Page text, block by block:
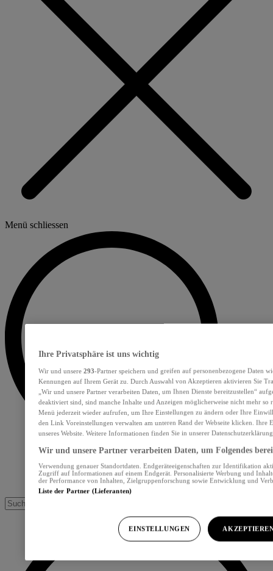
Menü schliessen
Ihre Privatsphäre ist uns wichtig
Wir und unsere 293-Partner speichern und greifen auf personenbezogene Daten
Kennungen auf Ihrem Gerät zu. Durch Auswahl von Akzeptieren aktivieren Sie
„Wir und unsere Partner verarbeiten Daten, um Ihnen Dienste bereitzustellen“
deaktiviert sind, sind manche Inhalte und Anzeigen möglicherweise nicht mehr so
Menü jederzeit wieder aufrufen, um Ihre Einstellungen zu ändern oder Ihre
den Link Voreinstellungen verwalten am unteren Rand der Webseite klicken. Ihre
unseres Website. Weitere Informationen finden Sie in unserer
Wir und unsere Partner verarbeiten Daten, um Folgendes
Verwendung genauer Standortdaten. Endgeräteeigenschaften zur Identifikation
Zugriff auf Informationen auf einem Endgerät. Personalisierte Werbung und
der Performance von Inhalten, Zielgruppenforschung sowie Entwicklung und
Liste der Partner (Lieferanten)
EINSTELLUNGEN